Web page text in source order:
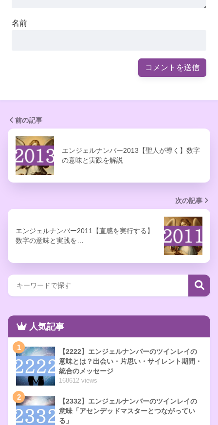
名前
前の記事
エンジェルナンバー2013【聖人が導く】数字
の意味と実践を解説
次の記事
エンジェルナンバー2011【直感を実行する】
数字の意味と実践を…
人気記事
1
【2222】エンジェルナンバーのツインレイの
意味とは？出会い・片思い・サイレント期間・
統合のメッセージ
168612 views
2
【2332】エンジェルナンバーのツインレイの
意味「アセンデッドマスターとつながってい
る」